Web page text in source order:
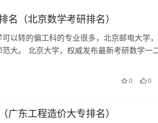
名（北京数学考研排名）
以转的偏工科的专业很多，北京邮电大学
大。 北京大学，权威发布最新考研数学一
0 0
广东工程造价大专排名）